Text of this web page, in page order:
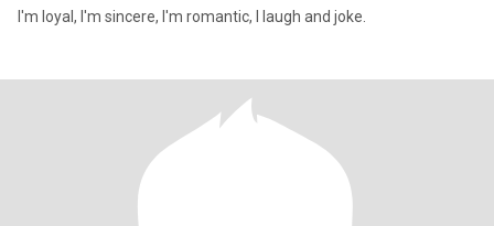
I'm loyal, I'm sincere, I'm romantic, I laugh and joke.